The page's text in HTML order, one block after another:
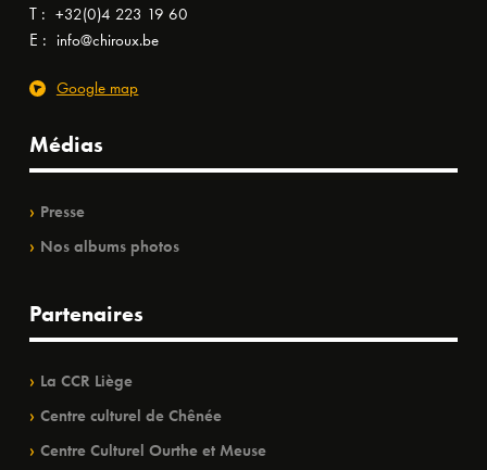
T : +32(0)4 223 19 60
E : info@chiroux.be
Google map
Médias
Presse
Nos albums photos
Partenaires
La CCR Liège
Centre culturel de Chênée
Centre Culturel Ourthe et Meuse